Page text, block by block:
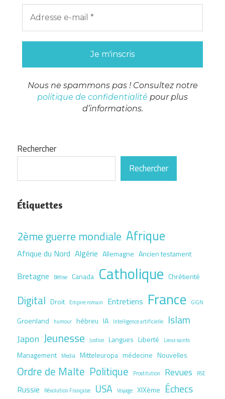
Nous ne spammons pas ! Consultez notre
politique de confidentialité pour plus
d’informations.
Rechercher
Rechercher
Étiquettes
2ème guerre mondiale Afrique
Afrique du Nord Algérie Allemagne Ancien testament
Bretagne Bêtise Canada Catholique Chrétienté
Digital Droit Empire romain Entretiens France GIGN
Groenland humour hébreu IA Intelligence artificielle Islam
Japon Jeunesse Justice Langues Liberté Lieux saints
Management Media Mitteleuropa médecine Nouvelles
Ordre de Malte Politique Prostitution Revues RSE
Russie Révolution Française USA Voyage XIXème Échecs